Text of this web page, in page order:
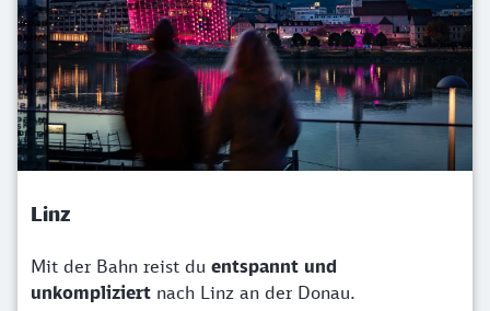
Linz
Mit der Bahn reist du entspannt und
unkompliziert nach Linz an der Donau.